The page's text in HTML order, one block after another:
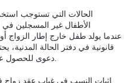
الحالات التي تستوجب
1. الأطفال غير المسجلين في
عندما يولد طفل خارج إطار الزواج
قانونية في دفتر الحالة المدنية،
إثبات النسب في غياب عقد زواج